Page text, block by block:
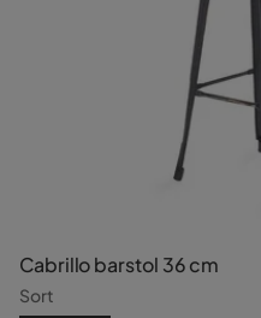
Cabrillo barstol 36 cm
Sort